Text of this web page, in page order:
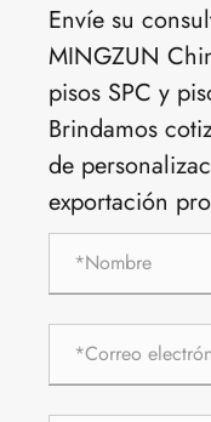
Envíe su
MINGZUN
pisos SPC y
Brindamos
de
exportación